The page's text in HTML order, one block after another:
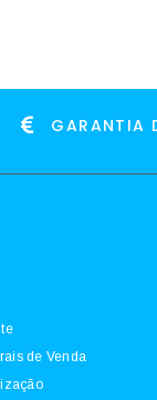
GARANTIA
de Venda